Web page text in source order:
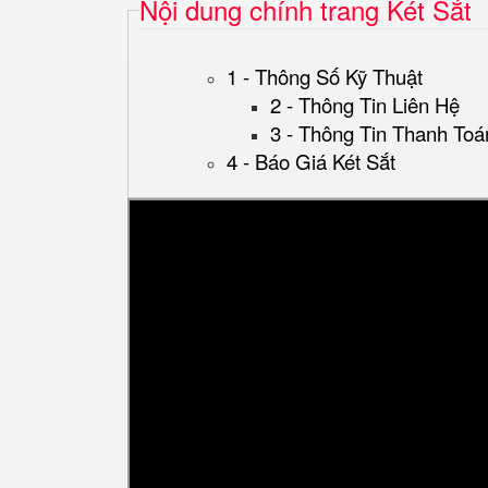
Nội dung chính trang Két Sắt
1 - Thông Số Kỹ Thuật
2 - Thông Tin Liên Hệ
3 - Thông Tin Thanh
4 - Báo Giá Két Sắt